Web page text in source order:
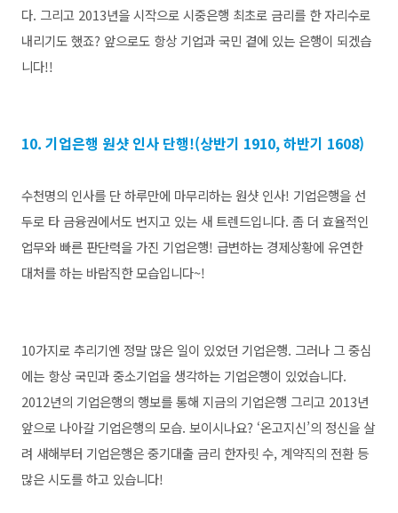
다. 그리고 2013년을 시작으로 시중은행 최초로 금리를 한 자리수로
내리기도 했죠? 앞으로도 항상 기업과 국민 곁에 있는 은행이 되겠습
니다!!
10. 기업은행 원샷 인사 단행!(상반기 1910, 하반기 1608)
수천명의 인사를 단 하루만에 마무리하는 원샷 인사! 기업은행을 선
두로 타 금융권에서도 번지고 있는 새 트렌드입니다. 좀 더 효율적인
업무와 빠른 판단력을 가진 기업은행! 급변하는 경제상황에 유연한
대처를 하는 바람직한 모습입니다~!
10가지로 추리기엔 정말 많은 일이 있었던 기업은행. 그러나 그 중심
에는 항상 국민과 중소기업을 생각하는 기업은행이 있었습니다.
2012년의 기업은행의 행보를 통해 지금의 기업은행 그리고 2013년
앞으로 나아갈 기업은행의 모습. 보이시나요? ‘온고지신’의 정신을 살
려 새해부터 기업은행은 중기대출 금리 한자릿 수, 계약직의 전환 등
많은 시도를 하고 있습니다!